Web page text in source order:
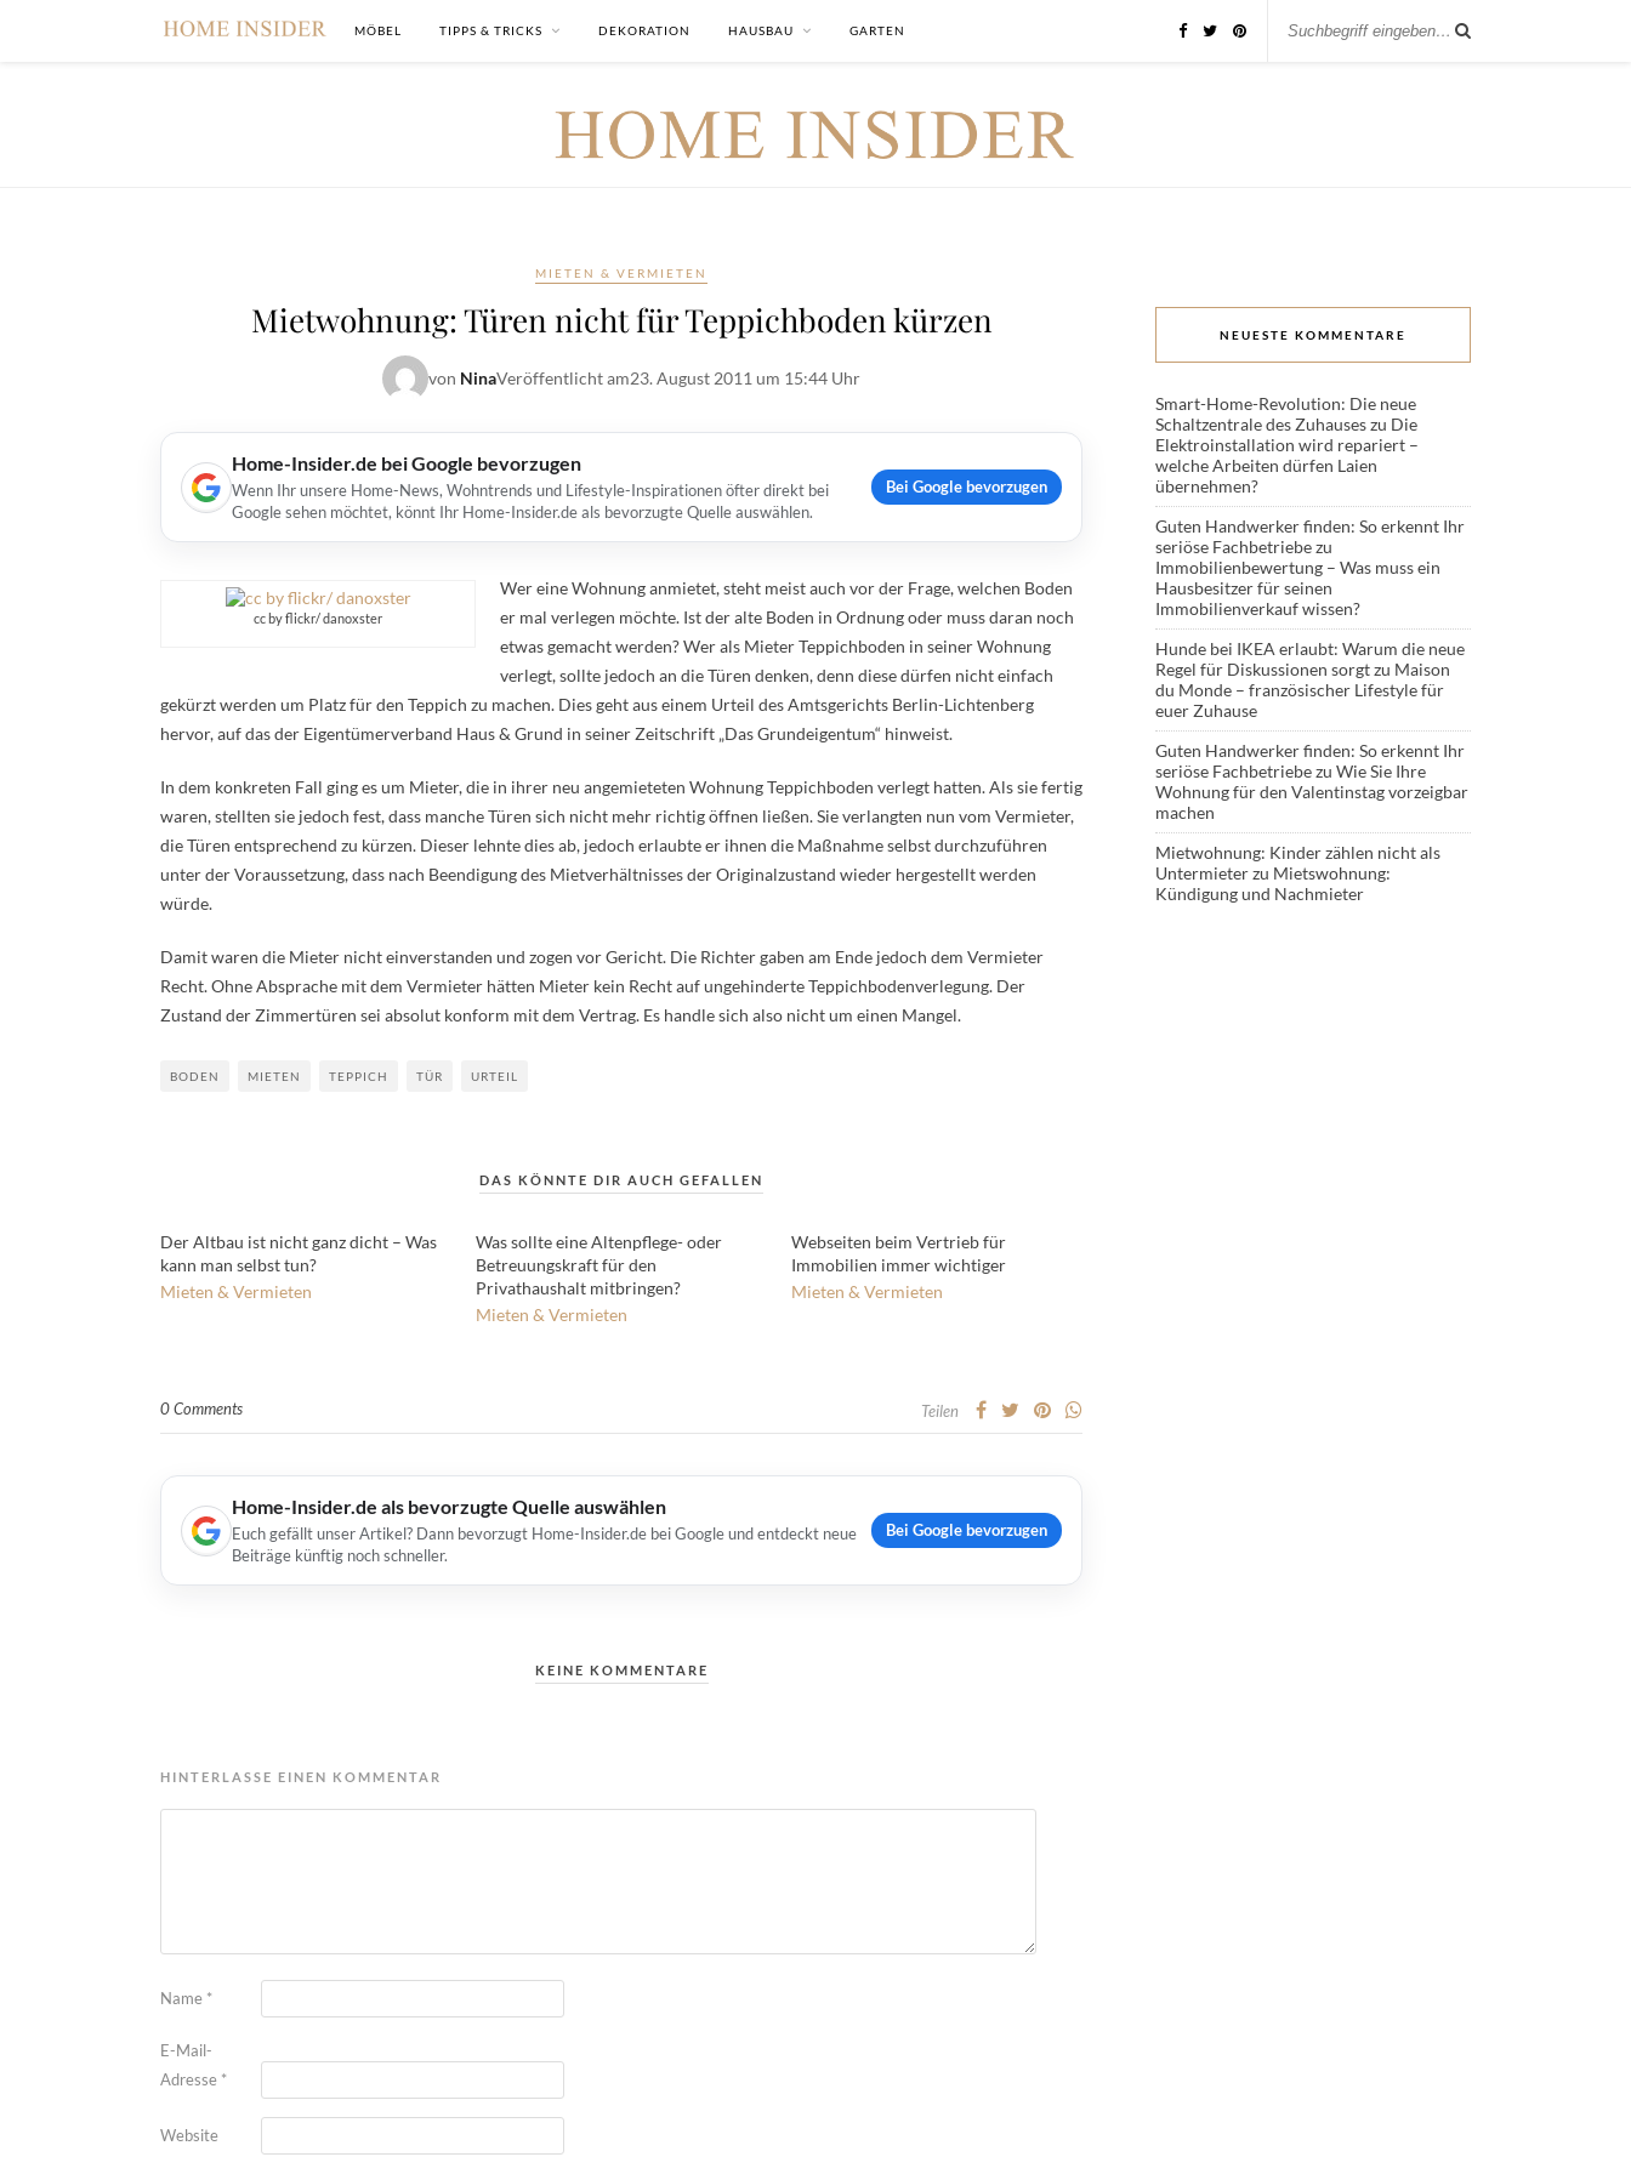
MÖBEL TIPPS & TRICKS DEKORATION HAUSBAU GARTEN
MIETEN & VERMIETEN
Mietwohnung: Türen nicht für Teppichboden kürzen
von NinaVeröffentlicht am23. August 2011 um 15:44 Uhr
Home-Insider.de bei Google bevorzugen
Wenn Ihr unsere Home-News, Wohntrends und Lifestyle-Inspirationen öfter direkt bei
Google sehen möchtet, könnt Ihr Home-Insider.de als bevorzugte Quelle auswählen.
Bei Google bevorzugen
cc by flickr/ danoxster
Wer eine Wohnung anmietet, steht meist auch vor der Frage, welchen Boden
er mal verlegen möchte. Ist der alte Boden in Ordnung oder muss daran noch
etwas gemacht werden? Wer als Mieter Teppichboden in seiner Wohnung
verlegt, sollte jedoch an die Türen denken, denn diese dürfen nicht einfach
gekürzt werden um Platz für den Teppich zu machen. Dies geht aus einem Urteil des Amtsgerichts Berlin-Lichtenberg
hervor, auf das der Eigentümerverband Haus & Grund in seiner Zeitschrift „Das Grundeigentum“ hinweist.
In dem konkreten Fall ging es um Mieter, die in ihrer neu angemieteten Wohnung Teppichboden verlegt hatten. Als sie fertig
waren, stellten sie jedoch fest, dass manche Türen sich nicht mehr richtig öffnen ließen. Sie verlangten nun vom Vermieter,
die Türen entsprechend zu kürzen. Dieser lehnte dies ab, jedoch erlaubte er ihnen die Maßnahme selbst durchzuführen
unter der Voraussetzung, dass nach Beendigung des Mietverhältnisses der Originalzustand wieder hergestellt werden
würde.
Damit waren die Mieter nicht einverstanden und zogen vor Gericht. Die Richter gaben am Ende jedoch dem Vermieter
Recht. Ohne Absprache mit dem Vermieter hätten Mieter kein Recht auf ungehinderte Teppichbodenverlegung. Der
Zustand der Zimmertüren sei absolut konform mit dem Vertrag. Es handle sich also nicht um einen Mangel.
BODEN MIETEN TEPPICH TÜR URTEIL
DAS KÖNNTE DIR AUCH GEFALLEN
Der Altbau ist nicht ganz dicht – Was
kann man selbst tun?
Mieten & Vermieten
Was sollte eine Altenpflege- oder
Betreuungskraft für den
Privathaushalt mitbringen?
Mieten & Vermieten
Webseiten beim Vertrieb für
Immobilien immer wichtiger
Mieten & Vermieten
0 Comments Teilen
Home-Insider.de als bevorzugte Quelle auswählen
Euch gefällt unser Artikel? Dann bevorzugt Home-Insider.de bei Google und entdeckt neue
Beiträge künftig noch schneller.
Bei Google bevorzugen
KEINE KOMMENTARE
HINTERLASSE EINEN KOMMENTAR
Name *
E-Mail-
Adresse *
Website
NEUESTE KOMMENTARE
Smart-Home-Revolution: Die neue
Schaltzentrale des Zuhauseszu Die
Elektroinstallation wird repariert –
welche Arbeiten dürfen Laien
übernehmen?
Guten Handwerker finden: So erkennt Ihr
seriöse Fachbetriebezu
Immobilienbewertung – Was muss ein
Hausbesitzer für seinen
Immobilienverkauf wissen?
Hunde bei IKEA erlaubt: Warum die neue
Regel für Diskussionen sorgtzu Maison
du Monde – französischer Lifestyle für
euer Zuhause
Guten Handwerker finden: So erkennt Ihr
seriöse Fachbetriebezu Wie Sie Ihre
Wohnung für den Valentinstag vorzeigbar
machen
Mietwohnung: Kinder zählen nicht als
Untermieterzu Mietswohnung:
Kündigung und Nachmieter